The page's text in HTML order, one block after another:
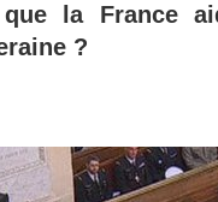
que la France
?